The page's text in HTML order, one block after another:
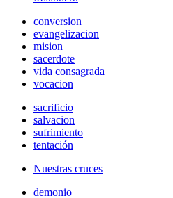
conversion
evangelizacion
mision
sacerdote
vida consagrada
vocacion
sacrificio
salvacion
sufrimiento
tentación
Nuestras cruces
demonio